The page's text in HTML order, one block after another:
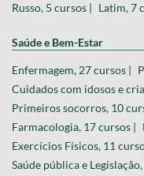
Russo, 5 cursos |
Latim, 7
Saúde e Bem-Estar
Enfermagem, 27 cursos |
Cuidados com idosos e
Primeiros socorros, 10
Farmacologia, 17 cursos |
Exercícios Físicos, 11
Saúde pública e Legislação,